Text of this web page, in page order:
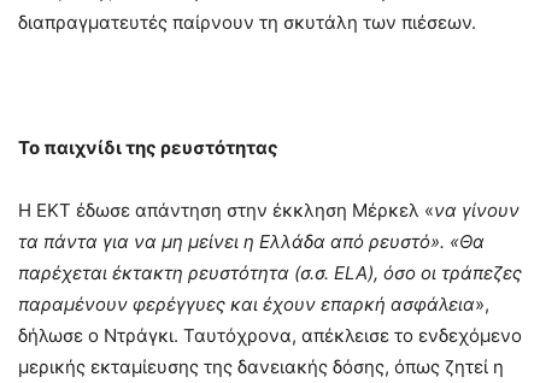
διαπραγματευτές παίρνουν τη σκυτάλη των πιέσεων.
Το παιχνίδι της ρευστότητας
Η ΕΚΤ έδωσε απάντηση στην έκκληση Μέρκελ «να γίνουν
τα πάντα για να μη μείνει η Ελλάδα από ρευστό». «Θα
παρέχεται έκτακτη ρευστότητα (σ.σ. ELA), όσο οι τράπεζες
παραμένουν φερέγγυες και έχουν επαρκή ασφάλεια»,
δήλωσε ο Ντράγκι. Ταυτόχρονα, απέκλεισε το ενδεχόμενο
μερικής εκταμίευσης της δανειακής δόσης, όπως ζητεί η